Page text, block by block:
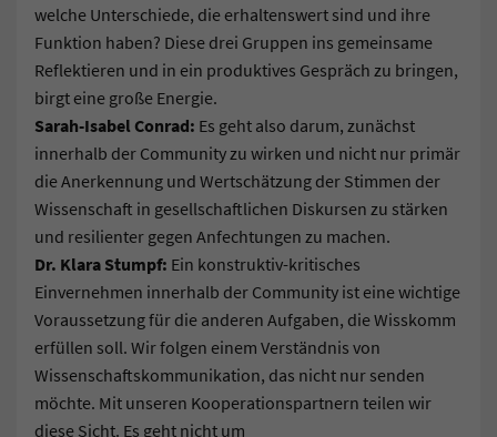
welche Unterschiede, die erhaltenswert sind und ihre
Funktion haben? Diese drei Gruppen ins gemeinsame
Reflektieren und in ein produktives Gespräch zu bringen,
birgt eine große Energie.
Sarah-Isabel Conrad: Es geht also darum, zunächst
innerhalb der Community zu wirken und nicht nur primär
die Anerkennung und Wertschätzung der Stimmen der
Wissenschaft in gesellschaftlichen Diskursen zu stärken
und resilienter gegen Anfechtungen zu machen.
Dr. Klara Stumpf: Ein konstruktiv-kritisches
Einvernehmen innerhalb der Community ist eine wichtige
Voraussetzung für die anderen Aufgaben, die Wisskomm
erfüllen soll. Wir folgen einem Verständnis von
Wissenschaftskommunikation, das nicht nur senden
möchte. Mit unseren Kooperationspartnern teilen wir
diese Sicht. Es geht nicht um